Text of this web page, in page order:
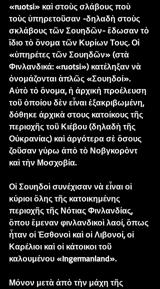
«ruotsi» καὶ στοὺς σλάβους ποὺ
τοὺς ὑπηρετοῦσαν -δηλαδὴ στοὺς
σκλάβους τῶν Σουηδῶν- ἔδωσαν τὸ
ἴδιο τὸ ὄνομα τῶν Κυρίων Τους. Οἱ
«ὑπηρέτες τῶν Σουηδῶν» (στὰ
Φινλανδικά: «ruotsi») κατέληξαν νὰ
ὀνομάζονται ἁπλῶς «Σουηδοί».
Αὐτὸ τὸ ὄνομα, ἡ ἀρχικὴ προέλευση
τοῦ ὁποίου δὲν εἶναι ἐξακριβωμένη,
δόθηκε ἀρχικὰ στους κατοίκους τῆς
περιοχῆς τοῦ Κιέβου (δηλαδὴ τῆς
Οὐκρανίας) καὶ ἀργότερα σὲ ὅσους
ζοῦσαν γύρω ἀπὸ τὸ Νοβγκορὸντ
καὶ τὴν Μοσχοβία.
Οἱ Σουηδοὶ συνέχισαν νὰ εἶναι οἱ
κύριοι ὅλης τῆς κατοικημένης
περιοχῆς τῆς Νότιας Φινλανδίας,
ὅπου ἔμεναν φινλανδικοὶ λαοί, ὅπως
ἦταν οἱ Ἐσθονοὶ καὶ οἱ Λιβονοί, οἱ
Καρέλιοι καὶ οἱ κάτοικοι τοῦ
καλουμένου «Ingermanland».
Μόνον μετὰ ἀπὸ τὴν μάχη τῆς